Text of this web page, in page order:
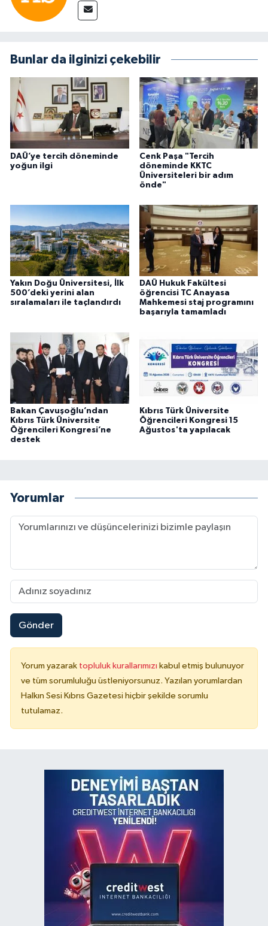
Bunlar da ilginizi çekebilir
DAÜ’ye tercih döneminde
yoğun ilgi
Cenk Paşa "Tercih
döneminde KKTC
Üniversiteleri bir adım
önde"
Yakın Doğu Üniversitesi, İlk
500’deki yerini alan
sıralamaları ile taçlandırdı
DAÜ Hukuk Fakültesi
öğrencisi TC Anayasa
Mahkemesi staj programını
başarıyla tamamladı
Bakan Çavuşoğlu’ndan
Kıbrıs Türk Üniversite
Öğrencileri Kongresi’ne
destek
Kıbrıs Türk Üniversite
Öğrencileri Kongresi 15
Ağustos'ta yapılacak
Yorumlar
Gönder
Yorum yazarak topluluk kurallarımızı kabul etmiş bulunuyor
ve tüm sorumluluğu üstleniyorsunuz. Yazılan yorumlardan
Halkın Sesi Kıbrıs Gazetesi hiçbir şekilde sorumlu
tutulamaz.